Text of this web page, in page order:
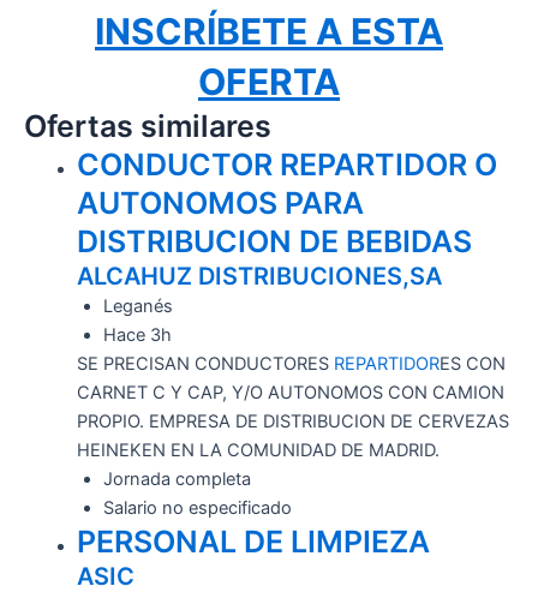
INSCRÍBETE A ESTA
OFERTA
Ofertas similares
CONDUCTOR REPARTIDOR O
AUTONOMOS PARA
DISTRIBUCION DE BEBIDAS
ALCAHUZ DISTRIBUCIONES,SA
Leganés
Hace 3h
SE PRECISAN CONDUCTORES REPARTIDORES CON
CARNET C Y CAP, Y/O AUTONOMOS CON CAMION
PROPIO. EMPRESA DE DISTRIBUCION DE CERVEZAS
HEINEKEN EN LA COMUNIDAD DE MADRID.
Jornada completa
Salario no especificado
PERSONAL DE LIMPIEZA
ASIC